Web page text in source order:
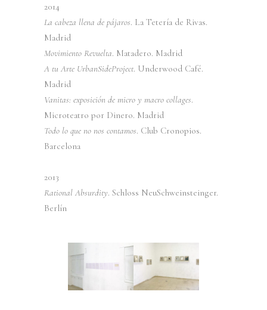
2014
La cabeza llena de pájaros. La Tetería de Rivas.
Madrid
Movimiento Revuelta. Matadero. Madrid
A tu Arte UrbanSideProject. Underwood Café.
Madrid
Vanitas: exposición de micro y macro collages.
Microteatro por Dinero. Madrid
Todo lo que no nos contamos. Club Cronopios.
Barcelona
2013
Rational Absurdity. Schloss NeuSchweinsteinger.
Berlín